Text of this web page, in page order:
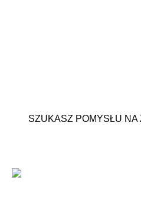
SZUKASZ POMYSŁU NA